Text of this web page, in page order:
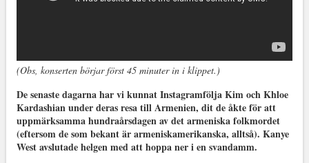
(Obs, konserten börjar först 45 minuter in i klippet.)
De senaste dagarna har vi kunnat Instagramfölja Kim och Khloe
Kardashian under deras resa till Armenien, dit de åkte för att
uppmärksamma hundraårsdagen av det armeniska folkmordet
(eftersom de som bekant är armeniskamerikanska, alltså). Kanye
West avslutade helgen med att hoppa ner i en svandamm.